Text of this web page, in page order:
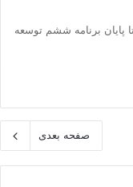
پایان برنامه ششم توسعه
صفحه بعدی